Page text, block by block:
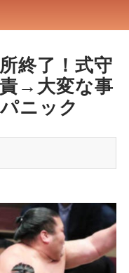
終了！式守
→大変な事
ニック